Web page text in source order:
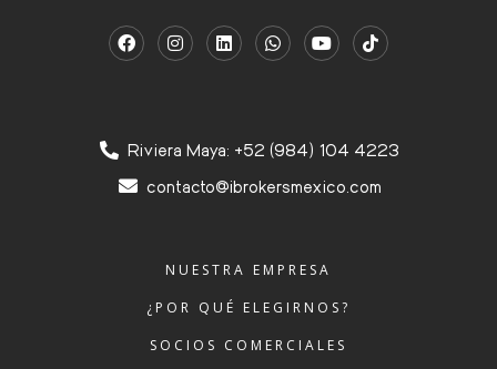
Riviera Maya: +52 (984) 104 4223
contacto@ibrokersmexico.com
NUESTRA EMPRESA
¿POR QUÉ ELEGIRNOS?
SOCIOS COMERCIALES